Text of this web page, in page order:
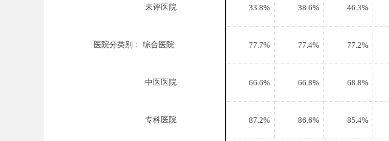
未评医院 33.8% 38.6% 46.3%
医院分类别： 综合医院 77.7% 77.4% 77.2%
中医医院 66.6% 66.8% 68.8%
专科医院 87.2% 86.6% 85.4%